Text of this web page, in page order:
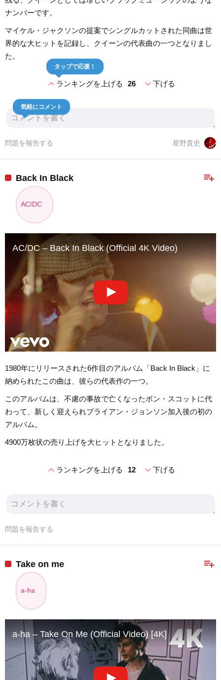
ナンバーです。
マイケル・ジャクソンの提案でシングルカットされた同曲は世
界的な大ヒットを記録し、クイーンの代表曲の一つとなりまし
た。
expand_lessランキングを上げる 26
タップで応援！
expand_more下げる
気軽にコメント
星野貴史
問題を報告する
playlist_add
Back In Black
AC/DC
AC/DC – Back In Black (Official 4K Video)
1980年にリリースされた6作目のアルバム「Back In Black」に
納められたこの曲は、彼らの代表作の一つ。
このアルバムは、不慮の事故で亡くなったボン・スコットに代
わって、新しく迎えられブライアン・ジョンソン加入後の初の
アルバム。
4900万枚状の売り上げを大ヒットとなりました。
expand_lessランキングを上げる 12 expand_more下げる
問題を報告する
playlist_add
Take on me
a-ha
a-ha – Take On Me (Official Video) [4K]